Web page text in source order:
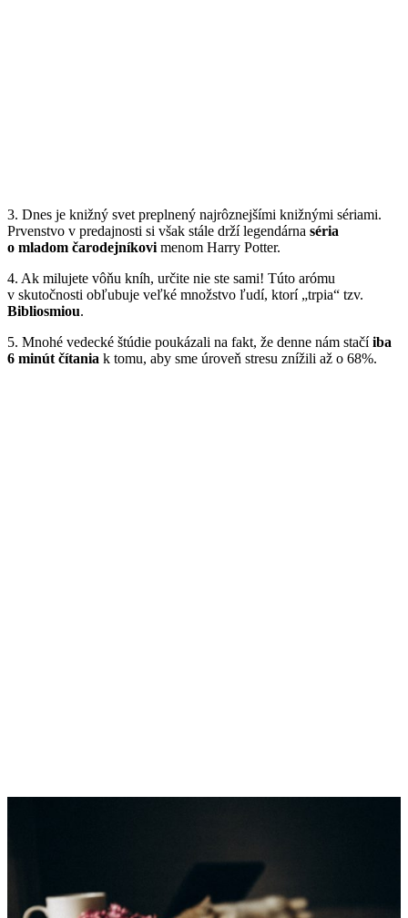
3. Dnes je knižný svet preplnený najrôznejšími knižnými sériami.
Prvenstvo v predajnosti si však stále drží legendárna séria
o mladom čarodejníkovi menom Harry Potter.
4. Ak milujete vôňu kníh, určite nie ste sami! Túto arómu
v skutočnosti obľubuje veľké množstvo ľudí, ktorí „trpia“ tzv.
Bibliosmiou.
5. Mnohé vedecké štúdie poukázali na fakt, že denne nám stačíiba
6 minút čítania k tomu, aby sme úroveň stresu znížili až o 68%.